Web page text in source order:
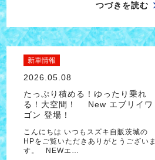
つづきを読む
新車情報
2026.05.08
たっぷり積める！ゆったり乗れ
る！大空間！ New エブリイワ
ゴン 登場！
こんにちは いつもスズキ自販茨城の
HPをご覧いただきありがとうございま
す。 NEWエ…